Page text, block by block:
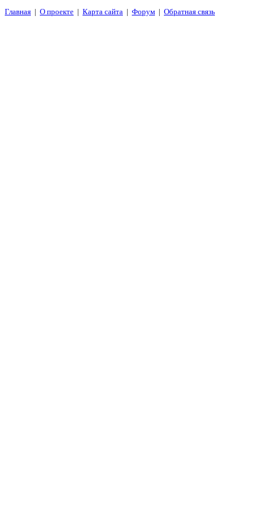
Главная | О проекте | Карта сайта | Форум | Обратная связь